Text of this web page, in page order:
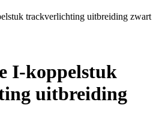
trackverlichting uitbreiding zwart
I-koppelstuk
uitbreiding